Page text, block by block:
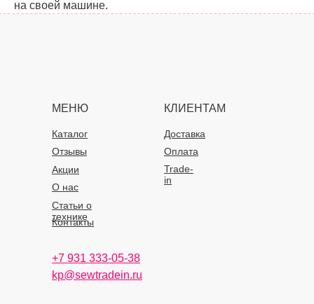
на своей машине.
МЕНЮ КЛИЕНТАМ
Каталог
О нас
Доставка
Статьи о
технике
Оплата
Отзывы
Акции
Контакты
Trade-
in
+7 931 333-05-38
kp@sewtradein.ru